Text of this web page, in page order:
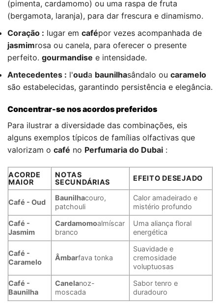
(pimenta, cardamomo) ou uma raspa de fruta
(bergamota, laranja), para dar frescura e dinamismo.
Coração : lugar em cafépor vezes acompanhada de
jasmimrosa ou canela, para oferecer o presente
perfeito. gourmandise e intensidade.
Antecedentes : l'ouda baunilhasândalo ou caramelo
são estabelecidas, garantindo persistência e elegância.
Concentrar-se nos acordos preferidos
Para ilustrar a diversidade das combinações, eis
alguns exemplos típicos de famílias olfactivas que
valorizam o café no Perfumaria do Dubai :
ACORDE
MAIOR
NOTAS
SECUNDÁRIAS
EFEITO DESEJADO
Café - Oud
Baunilhacouro,
patchouli
Calor amadeirado e
mistério profundo
Café -
Jasmim
Cardamomoalmíscar
branco
Uma aliança floral
energética
Café -
Caramelo
Âmbarfava tonka
Suavidade e
cremosidade
voluptuosas
Café -
Baunilha
Canelanoz-
moscada
Sabor tenro e
duradouro